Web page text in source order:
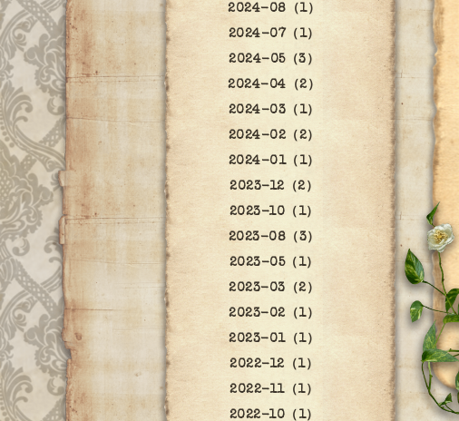
2024-08（1）
2024-07（1）
2024-05（3）
2024-04（2）
2024-03（1）
2024-02（2）
2024-01（1）
2023-12（2）
2023-10（1）
2023-08（3）
2023-05（1）
2023-03（2）
2023-02（1）
2023-01（1）
2022-12（1）
2022-11（1）
2022-10（1）